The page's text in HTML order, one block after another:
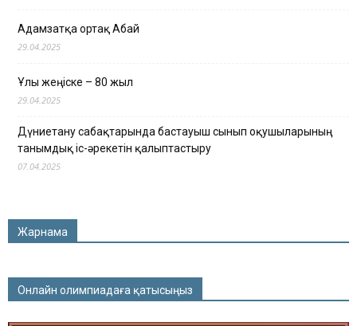
Адамзатқа ортақ Абай
29.04.2025
Ұлы жеңіске – 80 жыл
29.04.2025
Дүниетану сабақтарында бастауыш сынып оқушыларының
танымдық іс-әрекетін қалыптастыру
07.04.2025
Жарнама
Онлайн олимпиадаға қатысыңыз